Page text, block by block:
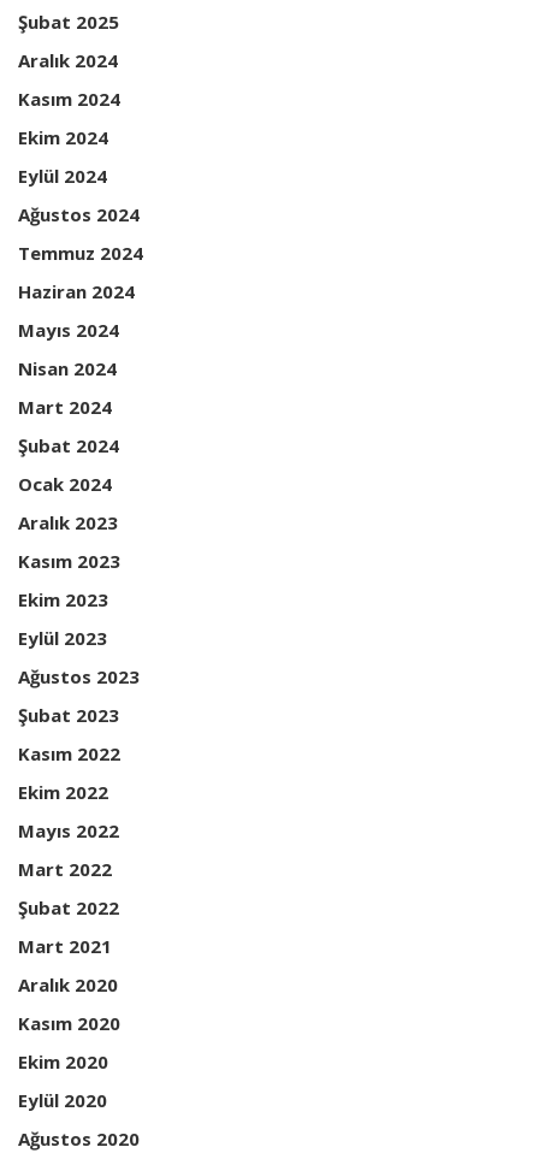
Şubat 2025
Aralık 2024
Kasım 2024
Ekim 2024
Eylül 2024
Ağustos 2024
Temmuz 2024
Haziran 2024
Mayıs 2024
Nisan 2024
Mart 2024
Şubat 2024
Ocak 2024
Aralık 2023
Kasım 2023
Ekim 2023
Eylül 2023
Ağustos 2023
Şubat 2023
Kasım 2022
Ekim 2022
Mayıs 2022
Mart 2022
Şubat 2022
Mart 2021
Aralık 2020
Kasım 2020
Ekim 2020
Eylül 2020
Ağustos 2020